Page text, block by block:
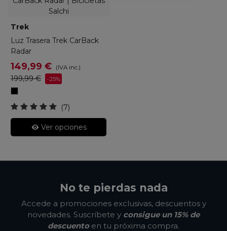
Trek
Luz Trasera Trek CarBack
Radar
149,99 € (IVA inc.)
199,99 € -25%
Negro
(7)
Ver opciones
No te pierdas nada
Accede a promociones exclusivas, descuentos y
novedades. Suscríbete y consigue un 15% de
descuentoen tu próxima compra.